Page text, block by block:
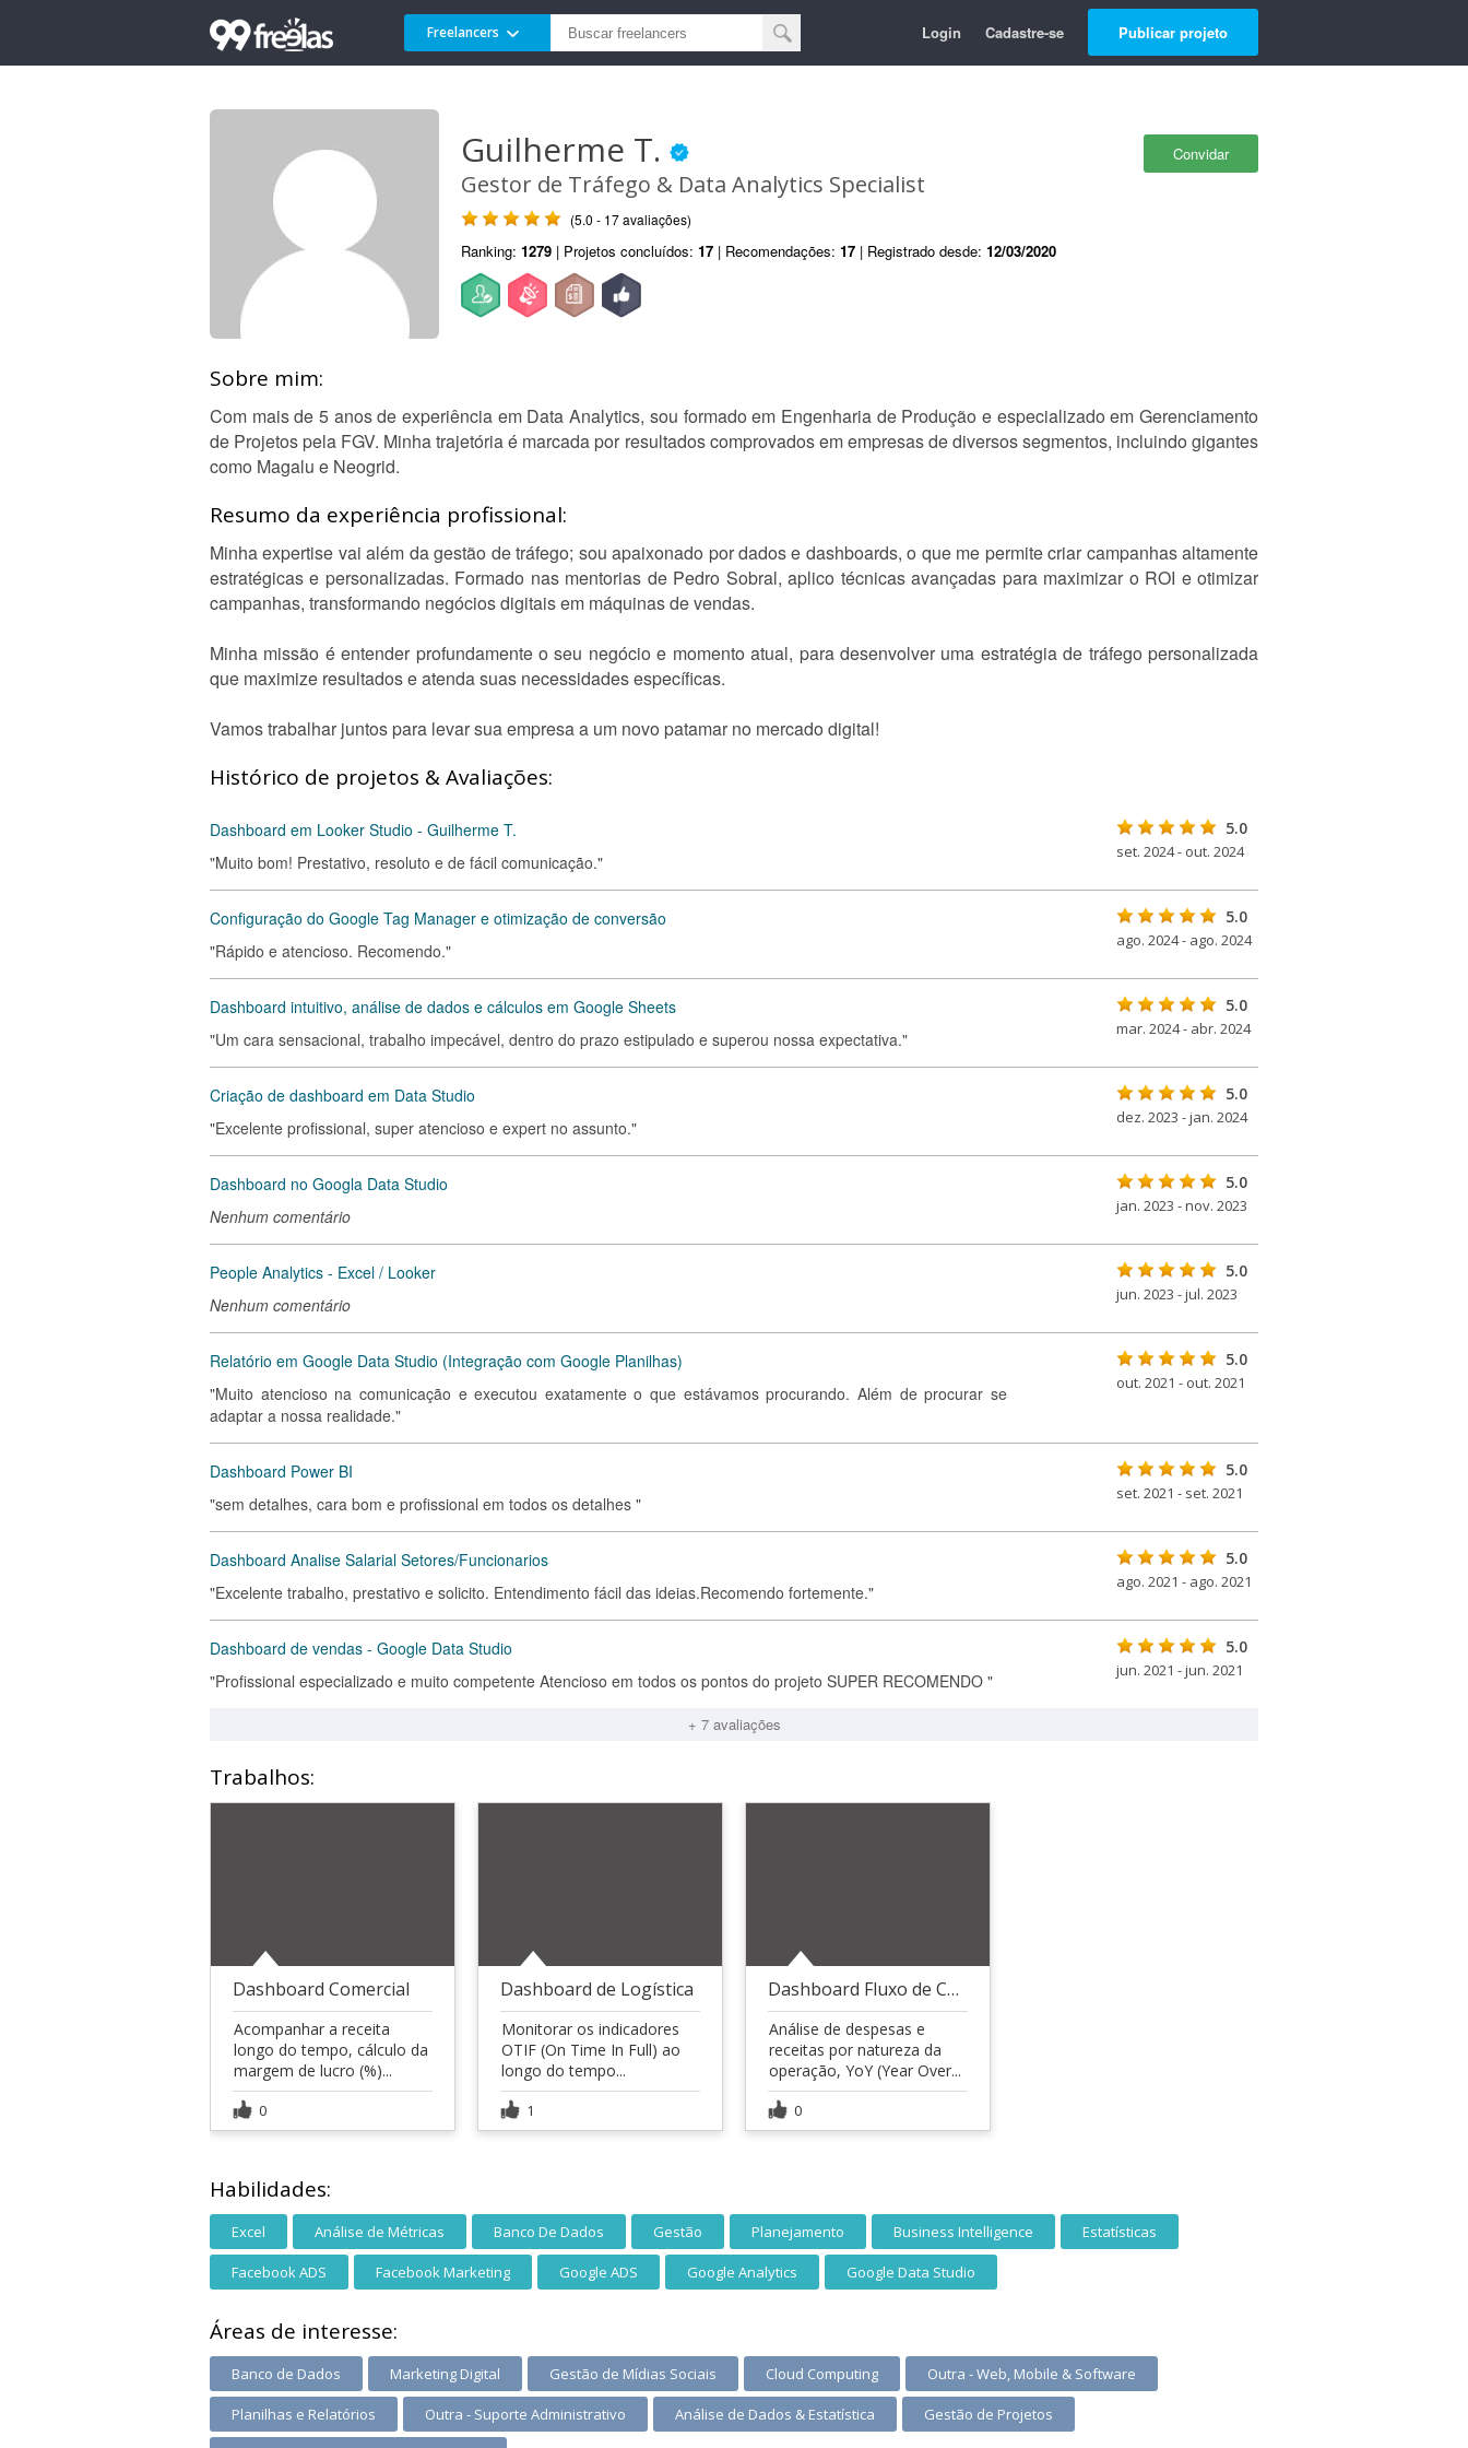
Freelancers Login Cadastre-se Publicar projeto
Convidar
Guilherme T.
Gestor de Tráfego & Data Analytics Specialist
(5.0 - 17 avaliações)
Ranking: 1279 | Projetos concluídos: 17 | Recomendações: 17 | Registrado desde: 12/03/2020
Sobre mim:
Com mais de 5 anos de experiência em Data Analytics, sou formado em Engenharia de Produção e especializado em Gerenciamento
de Projetos pela FGV. Minha trajetória é marcada por resultados comprovados em empresas de diversos segmentos, incluindo gigantes
como Magalu e Neogrid.
Resumo da experiência profissional:
Minha expertise vai além da gestão de tráfego; sou apaixonado por dados e dashboards, o que me permite criar campanhas altamente
estratégicas e personalizadas. Formado nas mentorias de Pedro Sobral, aplico técnicas avançadas para maximizar o ROI e otimizar
campanhas, transformando negócios digitais em máquinas de vendas.
Minha missão é entender profundamente o seu negócio e momento atual, para desenvolver uma estratégia de tráfego personalizada
que maximize resultados e atenda suas necessidades específicas.
Vamos trabalhar juntos para levar sua empresa a um novo patamar no mercado digital!
Histórico de projetos & Avaliações:
Dashboard em Looker Studio - Guilherme T.
"Muito bom! Prestativo, resoluto e de fácil comunicação."
5.0
set. 2024 - out. 2024
Configuração do Google Tag Manager e otimização de conversão
"Rápido e atencioso. Recomendo."
5.0
ago. 2024 - ago. 2024
Dashboard intuitivo, análise de dados e cálculos em Google Sheets
"Um cara sensacional, trabalho impecável, dentro do prazo estipulado e superou nossa expectativa."
5.0
mar. 2024 - abr. 2024
Criação de dashboard em Data Studio
"Excelente profissional, super atencioso e expert no assunto."
5.0
dez. 2023 - jan. 2024
Dashboard no Googla Data Studio
Nenhum comentário
5.0
jan. 2023 - nov. 2023
People Analytics - Excel / Looker
Nenhum comentário
5.0
jun. 2023 - jul. 2023
Relatório em Google Data Studio (Integração com Google Planilhas)
"Muito atencioso na comunicação e executou exatamente o que estávamos procurando. Além de procurar se
adaptar a nossa realidade."
5.0
out. 2021 - out. 2021
Dashboard Power BI
"sem detalhes, cara bom e profissional em todos os detalhes "
5.0
set. 2021 - set. 2021
Dashboard Analise Salarial Setores/Funcionarios
"Excelente trabalho, prestativo e solicito. Entendimento fácil das ideias.Recomendo fortemente."
5.0
ago. 2021 - ago. 2021
Dashboard de vendas - Google Data Studio
"Profissional especializado e muito competente Atencioso em todos os pontos do projeto SUPER RECOMENDO "
5.0
jun. 2021 - jun. 2021
+ 7 avaliações
Trabalhos:
Dashboard Comercial
Acompanhar a receita
longo do tempo, cálculo da
margem de lucro (%)...
0
Dashboard de Logística
Monitorar os indicadores
OTIF (On Time In Full) ao
longo do tempo...
1
Dashboard Fluxo de Caixa
Análise de despesas e
receitas por natureza da
operação, YoY (Year Over...
0
Habilidades:
Excel Análise de Métricas Banco De Dados Gestão Planejamento Business Intelligence Estatísticas
Facebook ADS Facebook Marketing Google ADS Google Analytics Google Data Studio
Áreas de interesse:
Banco de Dados Marketing Digital Gestão de Mídias Sociais Cloud Computing Outra - Web, Mobile & Software
Planilhas e Relatórios Outra - Suporte Administrativo Análise de Dados & Estatística Gestão de Projetos